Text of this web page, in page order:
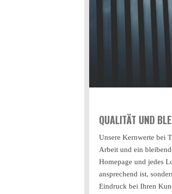
QUALITÄT UND
Unsere Kernwerte bei
Arbeit und ein
Homepage und jedes
ansprechend ist,
Eindruck bei Ihren